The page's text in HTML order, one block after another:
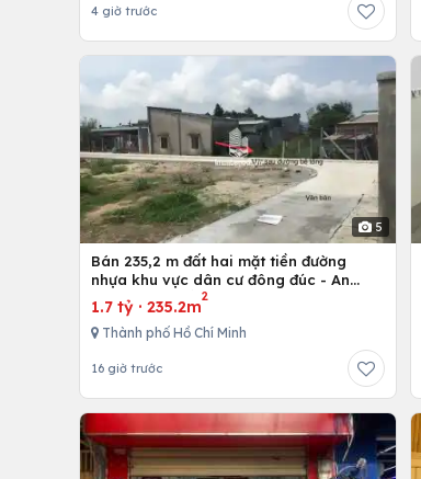
4 giờ trước
5
Bán 235,2 m đất hai mặt tiền đường
nhựa khu vực dân cư đông đúc - An
nhứt-Long Điền - Bà Rịa
1.7 tỷ · 235.2m
2
Thành phố Hồ Chí Minh
16 giờ trước